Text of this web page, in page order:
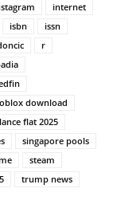
internet
isbn
issn
r
download
flat 2025
singapore pools
steam
trump news